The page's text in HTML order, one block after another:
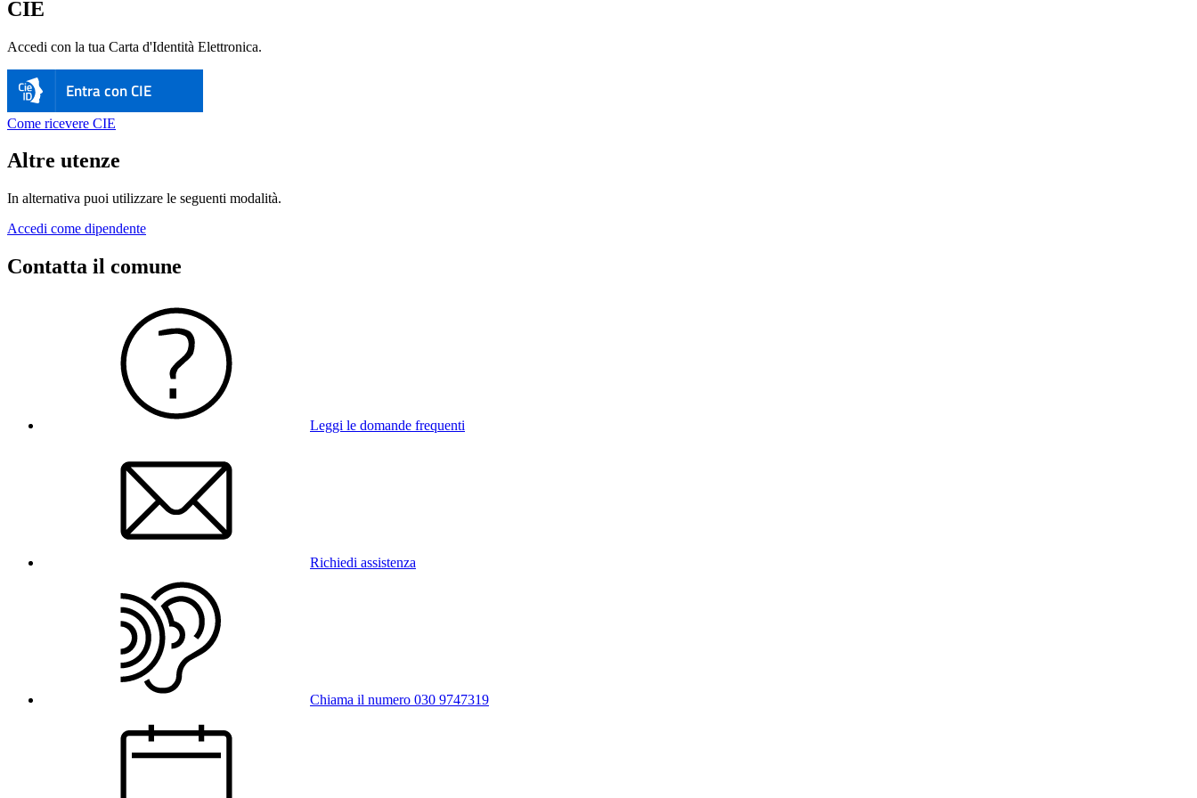
CIE
Accedi con la tua Carta d'Identità Elettronica.
Entra con CIE
Come ricevere CIE
Altre utenze
In alternativa puoi utilizzare le seguenti modalità.
Accedi come dipendente
Contatta il comune
Leggi le domande frequenti
Richiedi assistenza
Chiama il numero 030 9747319